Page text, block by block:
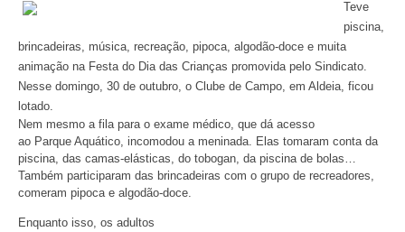
Teve
piscina,
brincadeiras, música, recreação, pipoca, algodão-doce e muita
animação na Festa do Dia das Crianças promovida pelo Sindicato.
Nesse domingo, 30 de outubro, o Clube de Campo, em Aldeia, ficou
lotado.
Nem mesmo a fila para o exame médico, que dá acesso
ao Parque Aquático, incomodou a meninada. Elas tomaram conta da
piscina, das camas-elásticas, do tobogan, da piscina de bolas…
Também participaram das brincadeiras com o grupo de recreadores,
comeram pipoca e algodão-doce.
Enquanto isso, os adultos